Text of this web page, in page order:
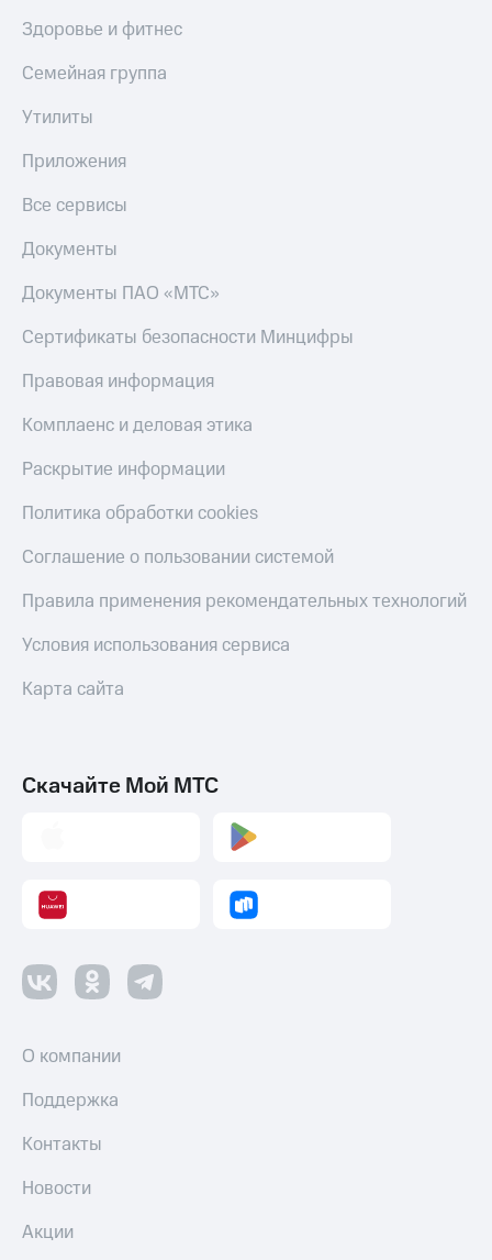
Здоровье и фитнес
Семейная группа
Утилиты
Приложения
Все сервисы
Документы
Документы ПАО «МТС»
Сертификаты безопасности Минцифры
Правовая информация
Комплаенс и деловая этика
Раскрытие информации
Политика обработки cookies
Соглашение о пользовании системой
Правила применения рекомендательных технологий
Условия использования сервиса
Карта сайта
Скачайте Мой МТС
О компании
Поддержка
Контакты
Новости
Акции